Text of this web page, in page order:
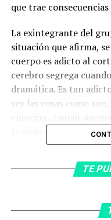
que trae
La exintegrante del
situación que afirma,
cuerpo es adicto al
cerebro segrega
dramática. Es tan
ver las cosas como
te aleja de tu propia
información, nos
trabajar para salir de
TE